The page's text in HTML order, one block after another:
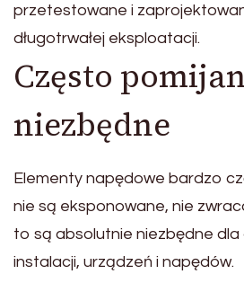
przetestowane i
długotrwałej eksploatacji.
Często
niezbędne
Elementy napędowe bardzo
nie są eksponowane, nie
to są absolutnie niezbędne dla
instalacji, urządzeń i napędów.